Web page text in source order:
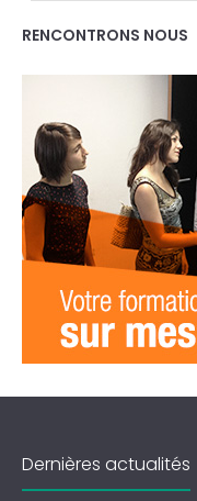
RENCONTRONS NOUS
Dernières actualités